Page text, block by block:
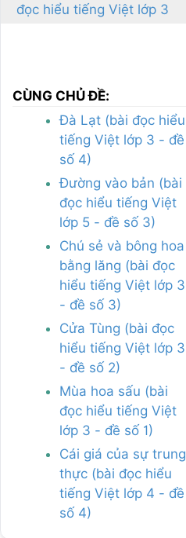
đọc hiểu tiếng Việt lớp 3
CÙNG CHỦ ĐỀ:
Đà Lạt (bài đọc hiểu
tiếng Việt lớp 3 - đề
số 4)
Đường vào bản (bài
đọc hiểu tiếng Việt
lớp 5 - đề số 3)
Chú sẻ và bông hoa
bằng lăng (bài đọc
hiểu tiếng Việt lớp 3
- đề số 3)
Cửa Tùng (bài đọc
hiểu tiếng Việt lớp 3
- đề số 2)
Mùa hoa sấu (bài
đọc hiểu tiếng Việt
lớp 3 - đề số 1)
Cái giá của sự trung
thực (bài đọc hiểu
tiếng Việt lớp 4 - đề
số 4)